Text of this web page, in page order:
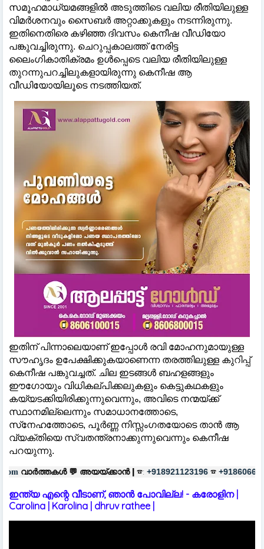
സമൂഹമാധ്യമങ്ങളില്‍ അടുത്തിടെ വലിയ രീതിയിലുള്ള
വിമർശനവും സൈബർ അറ്റാക്കുകളും നടന്നിരുന്നു.
ഇതിനെതിരെ കഴിഞ്ഞ ദിവസം കെനീഷ വീഡിയോ
പങ്കുവച്ചിരുന്നു. ചെറുപ്പകാലത്ത് നേരിട്ട
ലൈംഗികാതിക്രമം ഉള്‍പ്പെടെ വലിയ രീതിയിലുള്ള
തുറന്നുപറച്ചിലുകളായിരുന്നു കെനീഷ ആ
വീഡിയോയിലൂടെ നടത്തിയത്.
ഇതിന് പിന്നാലെയാണ് ഇപ്പോള്‍ രവി മോഹനുമായുള്ള
സൗഹൃദം ഉപേക്ഷിക്കുകയാണെന്ന തരത്തിലുള്ള കുറിപ്പ്
കെനീഷ പങ്കുവച്ചത്. ചില ഇടങ്ങള്‍ ബഹളങ്ങളും
ഈഗോയും വിധികല്പിക്കലുകളും കെട്ടുകഥകളും
കയ്യടക്കിയിരിക്കുന്നുവെന്നും, അവിടെ നന്മയ്ക്ക്
സ്ഥാനമില്ലെന്നും സമാധാനത്തോടെ,
സ്‌നേഹത്തോടെ, പൂർണ്ണ നിസ്സംഗതയോടെ താൻ ആ
വ്യക്തിയെ സ്വതന്ത്രനാക്കുന്നുവെന്നും കെനീഷ
പറയുന്നു.
അയയ്ക്കാൻ | ☎: +918921123196 ☎ +918606657037
ഇന്ത്യ എന്റെ വീടാണ്, ഞാൻ പോവില്ല! - കരോളിന |
Carolina | Karolina | dhruv rathee |